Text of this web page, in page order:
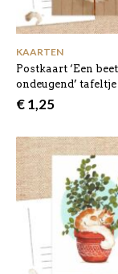
KAARTEN
Postkaart ‘Een
ondeugend’ tafeltje
€1,25